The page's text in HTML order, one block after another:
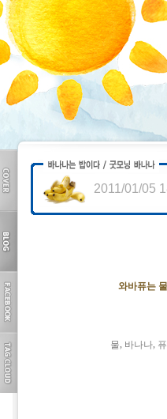
TOP
FACEBOOK
2011/01/05
와바퓨는 물
물, 바나나,